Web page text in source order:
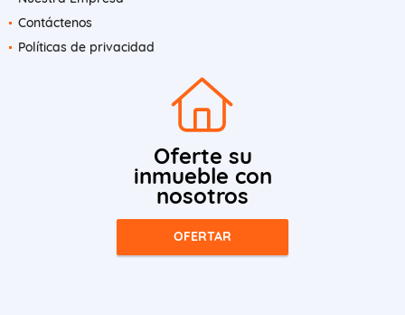
Contáctenos
Políticas de privacidad
Oferte su
inmueble con
nosotros
OFERTAR